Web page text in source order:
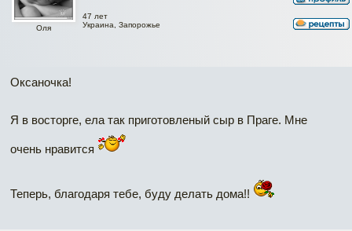
Оля
47 лет
Украина, Запорожье
Оксаночка!
Я в восторге, ела так приготовленый сыр в Праге. Мне
очень нравится
Теперь, благодаря тебе, буду делать дома!!